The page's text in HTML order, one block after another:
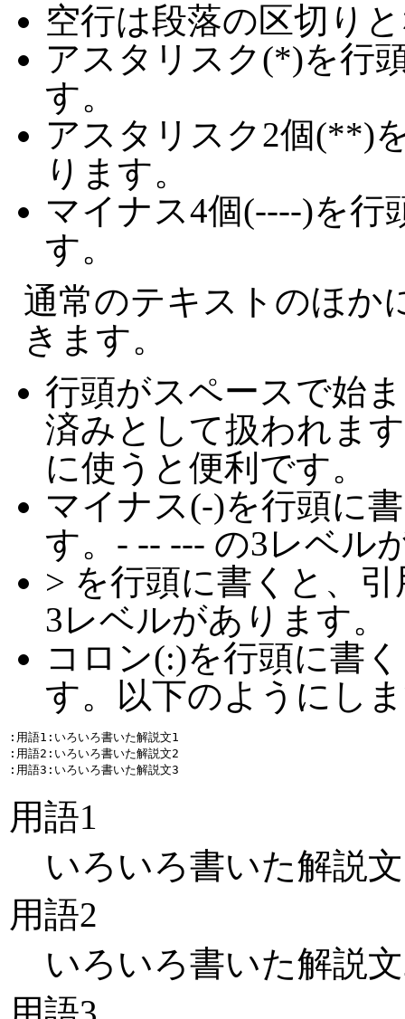
空行は段落の区切り
アスタリスク(*)を行
す。
アスタリスク2個(**)
ります。
マイナス4個(----)を行
す。
通常のテキストのほか
きます。
行頭がスペースで始
済みとして扱われま
に使うと便利です。
マイナス(-)を行頭に
す。- -- --- の3レベル
> を行頭に書くと、
3レベルがあります。
コロン(:)を行頭に書
す。以下のようにし
:用語1:いろいろ書いた解説文1
:用語2:いろいろ書いた解説文2
用語1
いろいろ書いた解説
用語2
いろいろ書いた解説